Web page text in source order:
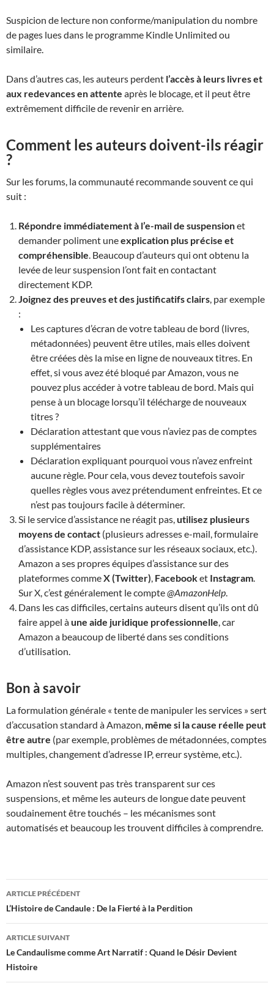
Suspicion de lecture non conforme/manipulation du nombre
de pages lues dans le programme Kindle Unlimited ou
similaire.
Dans d’autres cas, les auteurs perdent l’accès à leurs livres et
aux redevances en attente après le blocage, et il peut être
extrêmement difficile de revenir en arrière.
Comment les auteurs doivent-ils réagir
?
Sur les forums, la communauté recommande souvent ce qui
suit :
Répondre immédiatement à l’e-mail de suspensionet
demander poliment uneexplication plus précise et
compréhensible. Beaucoup d’auteurs qui ont obtenu la
levée de leur suspension l’ont fait en contactant
directement KDP.
Joignez des preuves et des justificatifs clairs, par exemple
:
Les captures d’écran de votre tableau de bord (livres,
métadonnées) peuvent être utiles, mais elles doivent
être créées dès la mise en ligne de nouveaux titres. En
effet, si vous avez été bloqué par Amazon, vous ne
pouvez plus accéder à votre tableau de bord. Mais qui
pense à un blocage lorsqu’il télécharge de nouveaux
titres ?
Déclaration attestant que vous n’aviez pas de comptes
supplémentaires
Déclaration expliquant pourquoi vous n’avez enfreint
aucune règle. Pour cela, vous devez toutefois savoir
quelles règles vous avez prétendument enfreintes. Et ce
n’est pas toujours facile à déterminer.
Si le service d’assistance ne réagit pas,utilisez plusieurs
moyens de contact (plusieurs adresses e-mail, formulaire
d’assistance KDP, assistance sur les réseaux sociaux, etc.).
Amazon a ses propres équipes d’assistance sur des
plateformes commeX (Twitter), Facebooket Instagram.
Sur X, c’est généralement le compte@AmazonHelp.
Dans les cas difficiles, certains auteurs disent qu’ils ont dû
faire appel àune aide juridique professionnelle, car
Amazon a beaucoup de liberté dans ses conditions
d’utilisation.
Bon à savoir
La formulation générale « tente de manipuler les services » sert
d’accusation standard à Amazon, même si la cause réelle peut
être autre (par exemple, problèmes de métadonnées, comptes
multiples, changement d’adresse IP, erreur système, etc.).
Amazon n’est souvent pas très transparent sur ces
suspensions, et même les auteurs de longue date peuvent
soudainement être touchés – les mécanismes sont
automatisés et beaucoup les trouvent difficiles à comprendre.
Navigation
des
articles
ARTICLE PRÉCÉDENT
L’Histoire de Candaule : De la Fierté à la Perdition
ARTICLE SUIVANT
Le Candaulisme comme Art Narratif : Quand le Désir Devient
Histoire